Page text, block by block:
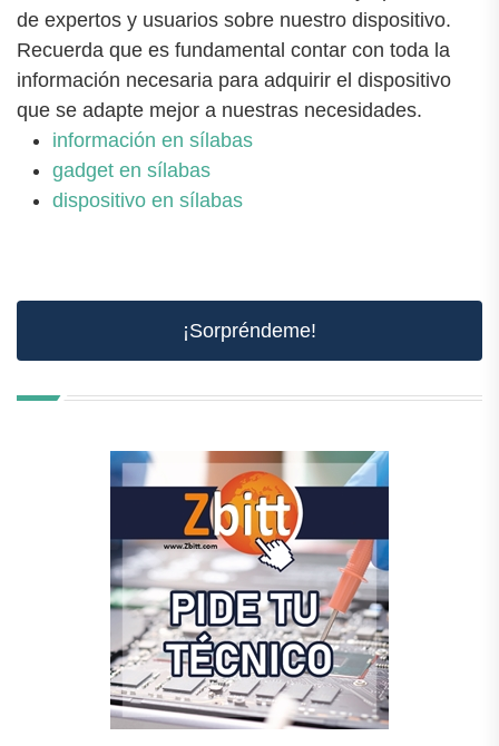
de expertos y usuarios sobre nuestro dispositivo.
Recuerda que es fundamental contar con toda la
información necesaria para adquirir el dispositivo
que se adapte mejor a nuestras necesidades.
información en sílabas
gadget en sílabas
dispositivo en sílabas
¡Sorpréndeme!